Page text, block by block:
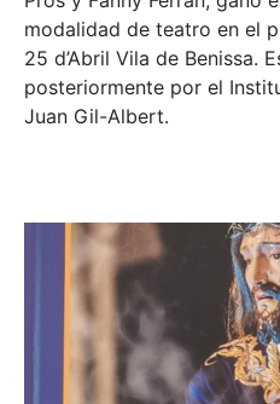
modalidad de teatro en el
25 d’Abril Vila de Benissa.
posteriormente por el
Juan Gil-Albert.